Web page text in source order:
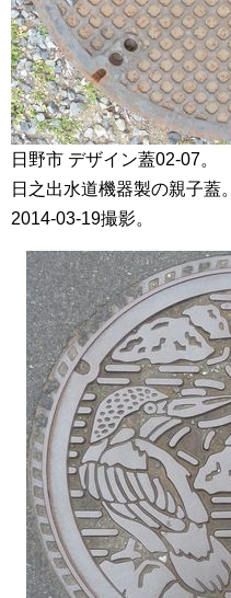
日野市 デザイン蓋02-07。
日之出水道機器製の親子蓋。
2014-03-19撮影。